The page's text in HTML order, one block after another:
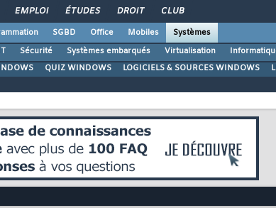
EMPLOI ÉTUDES DROIT CLUB
SGBD Office Mobiles
Systèmes
Sécurité Systèmes embarqués Virtualisation
QUIZ WINDOWS LOGICIELS & SOURCES WINDOWS